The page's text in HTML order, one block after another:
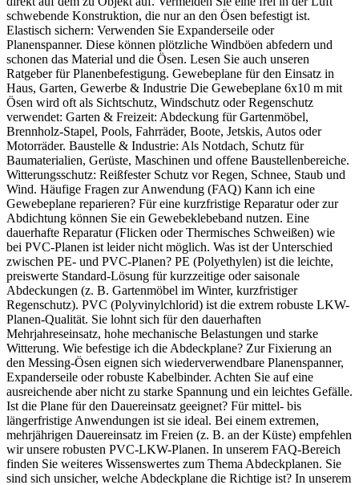
schwebende Konstruktion, die nur an den Ösen befestigt ist.
Elastisch sichern: Verwenden Sie Expanderseile oder
Planenspanner. Diese können plötzliche Windböen abfedern und
schonen das Material und die Ösen. Lesen Sie auch unseren
Ratgeber für Planenbefestigung. Gewebeplane für den Einsatz in
Haus, Garten, Gewerbe & Industrie Die Gewebeplane 6x10 m mit
Ösen wird oft als Sichtschutz, Windschutz oder Regenschutz
verwendet: Garten & Freizeit: Abdeckung für Gartenmöbel,
Brennholz-Stapel, Pools, Fahrräder, Boote, Jetskis, Autos oder
Motorräder. Baustelle & Industrie: Als Notdach, Schutz für
Baumaterialien, Gerüste, Maschinen und offene Baustellenbereiche.
Witterungsschutz: Reißfester Schutz vor Regen, Schnee, Staub und
Wind. Häufige Fragen zur Anwendung (FAQ) Kann ich eine
Gewebeplane reparieren? Für eine kurzfristige Reparatur oder zur
Abdichtung können Sie ein Gewebeklebeband nutzen. Eine
dauerhafte Reparatur (Flicken oder Thermisches Schweißen) wie
bei PVC-Planen ist leider nicht möglich. Was ist der Unterschied
zwischen PE- und PVC-Planen? PE (Polyethylen) ist die leichte,
preiswerte Standard-Lösung für kurzzeitige oder saisonale
Abdeckungen (z. B. Gartenmöbel im Winter, kurzfristiger
Regenschutz). PVC (Polyvinylchlorid) ist die extrem robuste LKW-
Planen-Qualität. Sie lohnt sich für den dauerhaften
Mehrjahreseinsatz, hohe mechanische Belastungen und starke
Witterung. Wie befestige ich die Abdeckplane? Zur Fixierung an
den Messing-Ösen eignen sich wiederverwendbare Planenspanner,
Expanderseile oder robuste Kabelbinder. Achten Sie auf eine
ausreichende aber nicht zu starke Spannung und ein leichtes Gefälle.
Ist die Plane für den Dauereinsatz geeignet? Für mittel- bis
längerfristige Anwendungen ist sie ideal. Bei einem extremen,
mehrjährigen Dauereinsatz im Freien (z. B. an der Küste) empfehlen
wir unsere robusten PVC-LKW-Planen. In unserem FAQ-Bereich
finden Sie weiteres Wissenswertes zum Thema Abdeckplanen. Sie
sind sich unsicher, welche Abdeckplane die Richtige ist? In unserem